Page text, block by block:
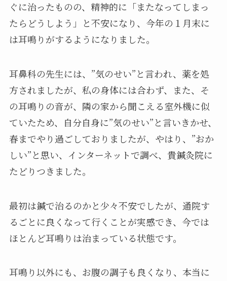
ぐに治ったものの、精神的に「またなってしまっ
たらどうしよう」と不安になり、今年の１月末に
は耳鳴りがするようになりました。
耳鼻科の先生には、”気のせい”と言われ、薬を処
方されましたが、私の身体には合わず、また、そ
の耳鳴りの音が、隣の家から聞こえる室外機に似
ていたため、自分自身に”気のせい”と言いきかせ、
春までやり過ごしておりましたが、やはり、”おか
しい”と思い、インターネットで調べ、貴鍼灸院に
たどりつきました。
最初は鍼で治るのかと少々不安でしたが、通院す
るごとに良くなって行くことが実感でき、今では
ほとんど耳鳴りは治まっている状態です。
耳鳴り以外にも、お腹の調子も良くなり、本当に